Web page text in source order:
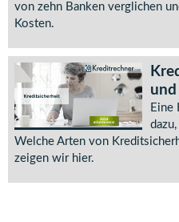
von zehn Banken verglichen
Kosten.
Eine
Welche Arten von
zeigen wir hier.